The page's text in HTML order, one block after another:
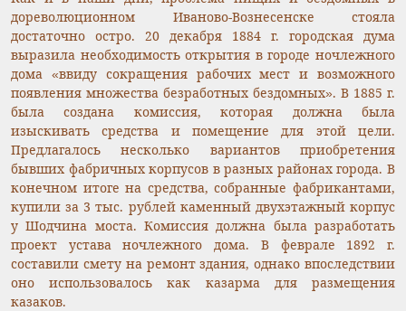
дореволюционном Иваново-Вознесенске стояла
достаточно остро. 20 декабря 1884 г. городская дума
выразила необходимость открытия в городе ночлежного
дома «ввиду сокращения рабочих мест и возможного
появления множества безработных бездомных». В 1885 г.
была создана комиссия, которая должна была
изыскивать средства и помещение для этой цели.
Предлагалось несколько вариантов приобретения
бывших фабричных корпусов в разных районах города. В
конечном итоге на средства, собранные фабрикантами,
купили за 3 тыс. рублей каменный двухэтажный корпус
у Шодчина моста. Комиссия должна была разработать
проект устава ночлежного дома. В феврале 1892 г.
составили смету на ремонт здания, однако впоследствии
оно использовалось как казарма для размещения
казаков.